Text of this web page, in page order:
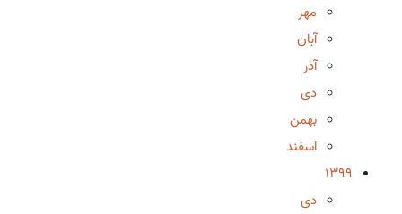
مهر
آبان
آذر
دی
بهمن
اسفند
1399
دی